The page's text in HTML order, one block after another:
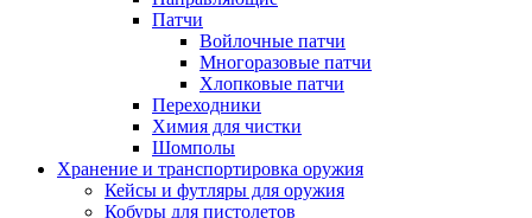
Патчи
Войлочные патчи
Многоразовые патчи
Хлопковые патчи
Переходники
Химия для чистки
Шомполы
Хранение и транспортировка оружия
Кейсы и футляры для оружия
Кобуры для пистолетов